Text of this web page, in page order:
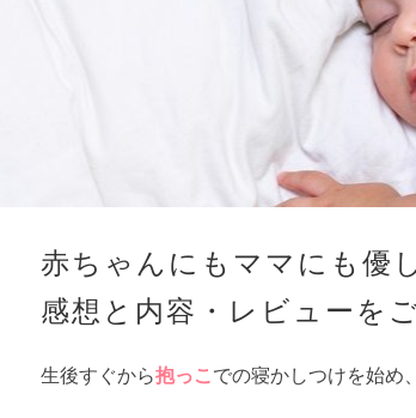
赤ちゃんにもママにも優
感想と内容・レビューを
生後すぐから抱っこ での寝かしつけを始め